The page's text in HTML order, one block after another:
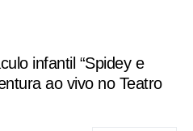
infantil “Spidey e
ao vivo no Teatro